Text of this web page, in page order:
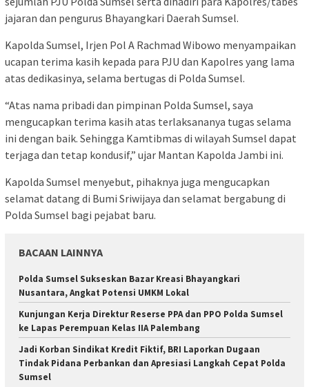
jajaran dan pengurus Bhayangkari Daerah Sumsel.
Kapolda Sumsel, Irjen Pol A Rachmad Wibowo menyampaikan
ucapan terima kasih kepada para PJU dan Kapolres yang lama
atas dedikasinya, selama bertugas di Polda Sumsel.
“Atas nama pribadi dan pimpinan Polda Sumsel, saya
mengucapkan terima kasih atas terlaksananya tugas selama
ini dengan baik. Sehingga Kamtibmas di wilayah Sumsel dapat
terjaga dan tetap kondusif,” ujar Mantan Kapolda Jambi ini.
Kapolda Sumsel menyebut, pihaknya juga mengucapkan
selamat datang di Bumi Sriwijaya dan selamat bergabung di
Polda Sumsel bagi pejabat baru.
BACAAN LAINNYA
Polda Sumsel Sukseskan Bazar Kreasi Bhayangkari
Nusantara, Angkat Potensi UMKM Lokal
Kunjungan Kerja Direktur Reserse PPA dan PPO Polda Sumsel
ke Lapas Perempuan Kelas IIA Palembang
Jadi Korban Sindikat Kredit Fiktif, BRI Laporkan Dugaan
Tindak Pidana Perbankan dan Apresiasi Langkah Cepat Polda
Sumsel